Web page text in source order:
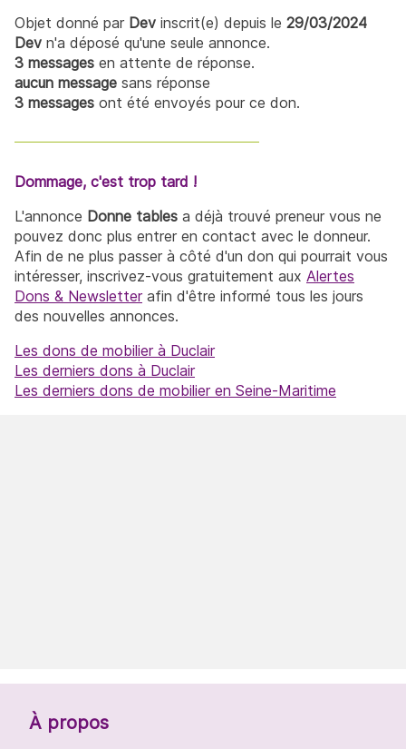
Objet donné par Dev inscrit(e) depuis le 29/03/2024
Dev n'a déposé qu'une seule annonce.
3 messages en attente de réponse.
aucun message sans réponse
3 messages ont été envoyés pour ce don.
Dommage, c'est trop tard !
L'annonce Donne tables a déjà trouvé preneur vous ne
pouvez donc plus entrer en contact avec le donneur.
Afin de ne plus passer à côté d'un don qui pourrait vous
intéresser, inscrivez-vous gratuitement aux Alertes
Dons & Newsletterafin d'être informé tous les jours
des nouvelles annonces.
Les dons de mobilier à Duclair
Les derniers dons à Duclair
Les derniers dons de mobilier en Seine-Maritime
À propos